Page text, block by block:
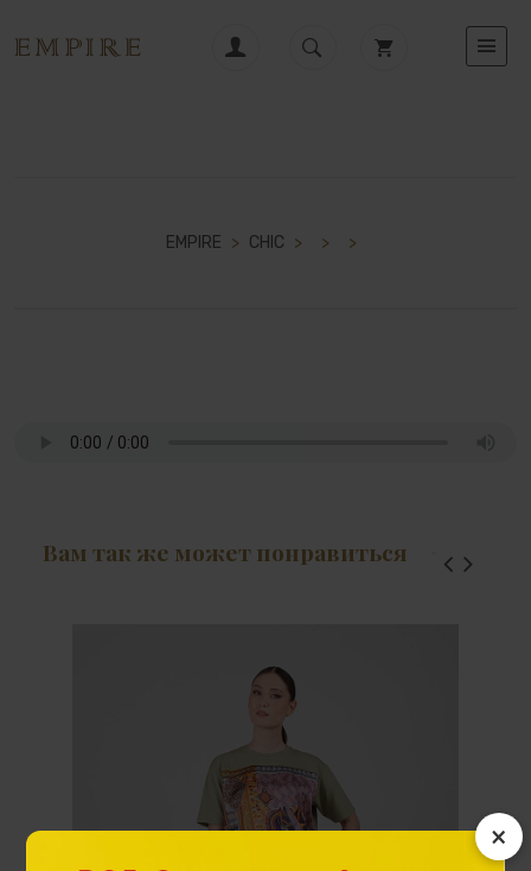
×
EMPIRE > CHIC > > >
Вам так же может понравиться